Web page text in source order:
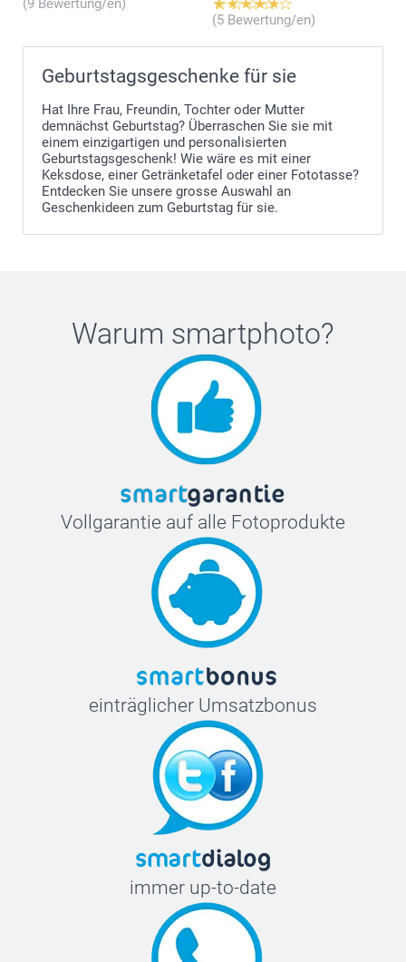
(5 Bewertung/en)
Geburtstagsgeschenke für sie
Hat Ihre Frau, Freundin, Tochter oder Mutter
demnächst Geburtstag? Überraschen Sie sie mit
einem einzigartigen und personalisierten
Geburtstagsgeschenk! Wie wäre es mit einer
Keksdose, einer Getränketafel oder einer Fototasse?
Entdecken Sie unsere grosse Auswahl an
Geschenkideen zum Geburtstag für sie.
Warum smartphoto?
Vollgarantie auf alle Fotoprodukte
einträglicher Umsatzbonus
immer up-to-date